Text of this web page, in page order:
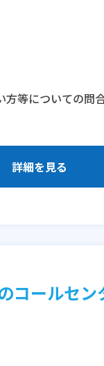
等についての問
詳細を見る
コールセン